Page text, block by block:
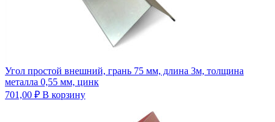
Угол простой внешний, грань 75 мм, длина 3м, толщина
металла 0,55 мм, цинк
701,00 ₽ В корзину